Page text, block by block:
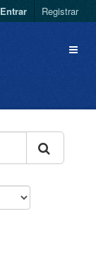
Entrar Registrar